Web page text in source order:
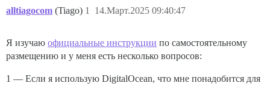
alltiagocom (Tiago) 14.Март.2025 09:40:47
1
Я изучаю официальные инструкции по самостоятельному
размещению и у меня есть несколько вопросов:
1 — Если я использую DigitalOcean, что мне понадобится для